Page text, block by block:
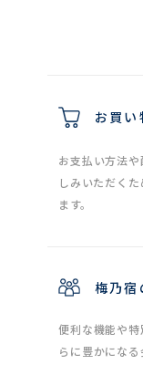
お買い
お支払い方法
しみいただく
ます。
梅乃宿
便利な機能や
らに豊かにな